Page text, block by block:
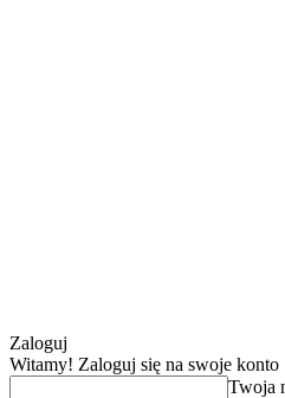
Zaloguj
Witamy! Zaloguj się na swoje konto
Twoja